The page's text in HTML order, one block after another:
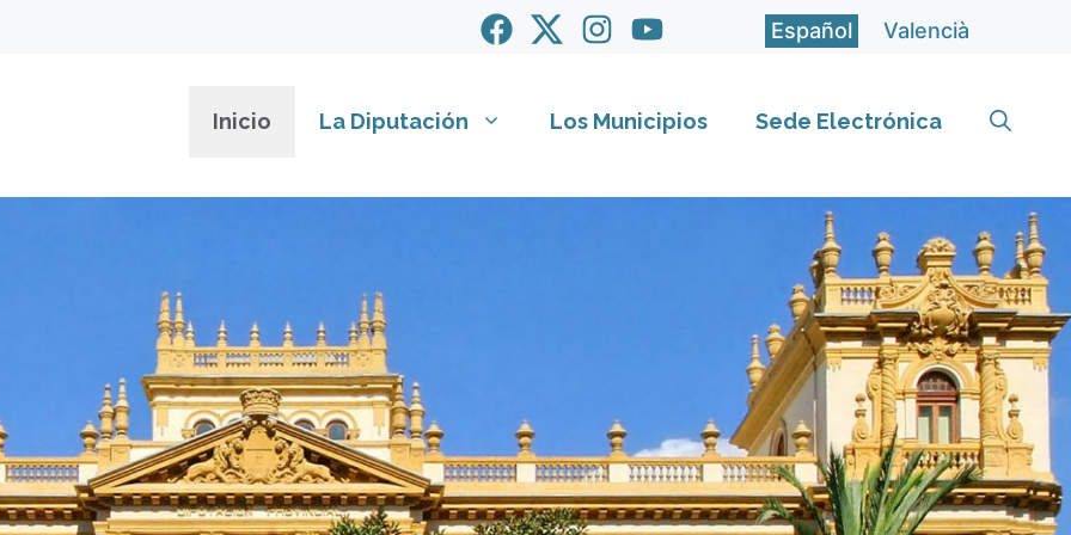
Español Valencià
Inicio La Diputación Los Municipios Sede Electrónica